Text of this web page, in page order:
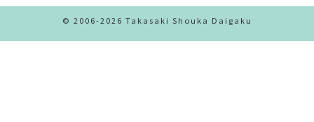
© 2006-2026 Takasaki Shouka Daigaku